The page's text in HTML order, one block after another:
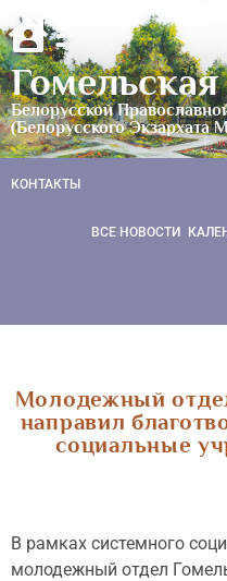
Белорусской
(Белорусского Экзархата
КОНТАКТЫ
ВСЕ НОВОСТИ
Молодежный
направил
социальные
В рамках системного
молодежный отдел